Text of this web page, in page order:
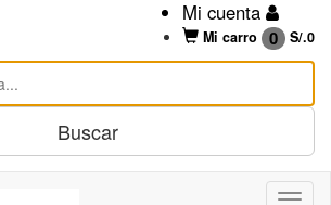
Mi cuenta
Mi carro 0 S/.0